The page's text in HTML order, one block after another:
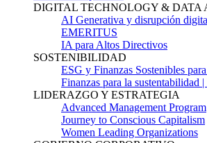
DIGITAL TECHNOLOGY & DATA
AI Generativa y disrupción
EMERITUS
IA para Altos Directivos
SOSTENIBILIDAD
ESG y Finanzas Sostenibles
Finanzas para la sustentabilidad
LIDERAZGO Y ESTRATEGIA
Advanced Management Program
Journey to Conscious Capitalism
Women Leading Organizations